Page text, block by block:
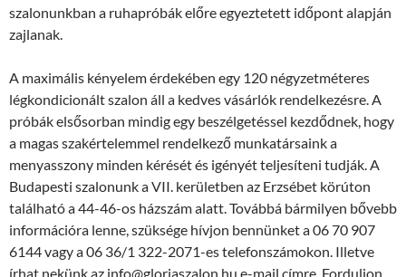
szalonunkban a ruhapróbák előre egyeztetett időpont alapján
zajlanak.
A maximális kényelem érdekében egy 120 négyzetméteres
légkondicionált szalon áll a kedves vásárlók rendelkezésre. A
próbák elsősorban mindig egy beszélgetéssel kezdődnek, hogy
a magas szakértelemmel rendelkező munkatársaink a
menyasszony minden kérését és igényét teljesíteni tudják. A
Budapesti szalonunk a VII. kerületben az Erzsébet körúton
található a 44-46-os házszám alatt. Továbbá bármilyen bővebb
információra lenne, szüksége hívjon bennünket a 06 70 907
6144 vagy a 06 36/1 322-2071-es telefonszámokon. Illetve
írhat nekünk az info@gloriaszalon.hu e-mail címre. Forduljon